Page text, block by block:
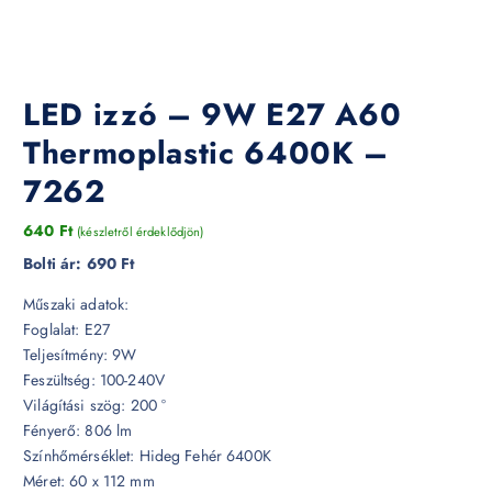
LED izzó – 9W E27 A60
Thermoplastic 6400K –
7262
640 Ft (készletről érdeklődjön)
Bolti ár: 690 Ft
Műszaki adatok:
Foglalat: E27
Teljesítmény: 9W
Feszültség: 100-240V
Világítási szög: 200 °
Fényerő: 806 lm
Színhőmérséklet: Hideg Fehér 6400K
Méret: 60 x 112 mm